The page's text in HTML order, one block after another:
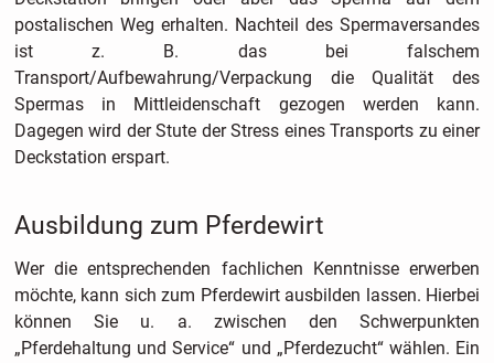
postalischen Weg erhalten. Nachteil des Spermaversandes
ist z. B. das bei falschem
Transport/Aufbewahrung/Verpackung die Qualität des
Spermas in Mittleidenschaft gezogen werden kann.
Dagegen wird der Stute der Stress eines Transports zu einer
Deckstation erspart.
Ausbildung zum Pferdewirt
Wer die entsprechenden fachlichen Kenntnisse erwerben
möchte, kann sich zum Pferdewirt ausbilden lassen. Hierbei
können Sie u. a. zwischen den Schwerpunkten
„Pferdehaltung und Service“ und „Pferdezucht“ wählen. Ein